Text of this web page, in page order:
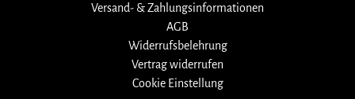
Versand- & Zahlungsinformationen
AGB
Widerrufsbelehrung
Vertrag widerrufen
Cookie Einstellung